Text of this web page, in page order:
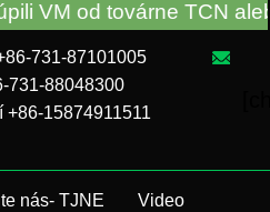
731-87101005
731-88048300
+86-15874911511
nás- TJNE Video
TCN alebo od